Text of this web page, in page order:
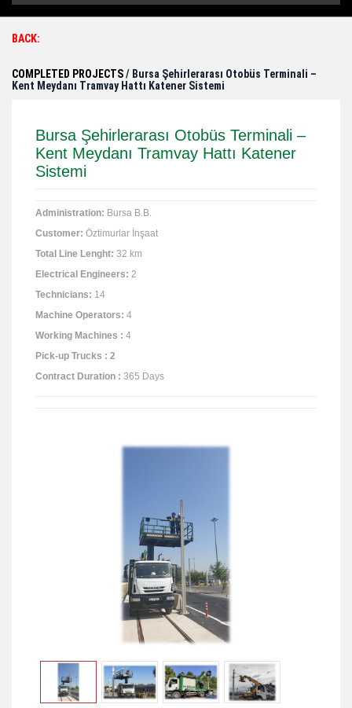
BACK:
COMPLETED PROJECTS/ Bursa Şehirlerarası Otobüs Terminali –
Kent Meydanı Tramvay Hattı Katener Sistemi
Bursa Şehirlerarası Otobüs Terminali –
Kent Meydanı Tramvay Hattı Katener
Sistemi
Administration: Bursa B.B.
Customer: Öztimurlar İnşaat
Total Line Lenght: 32 km
Electrical Engineers: 2
Technicians: 14
Machine Operators: 4
Working Machines : 4
Pick-up Trucks : 2
Contract Duration : 365 Days